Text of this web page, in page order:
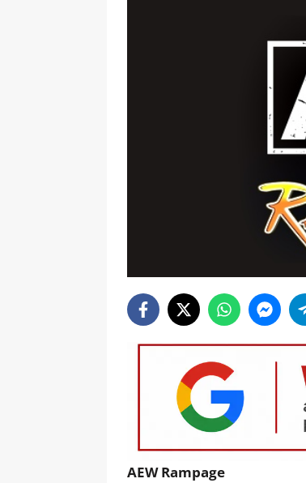
AEW Rampage